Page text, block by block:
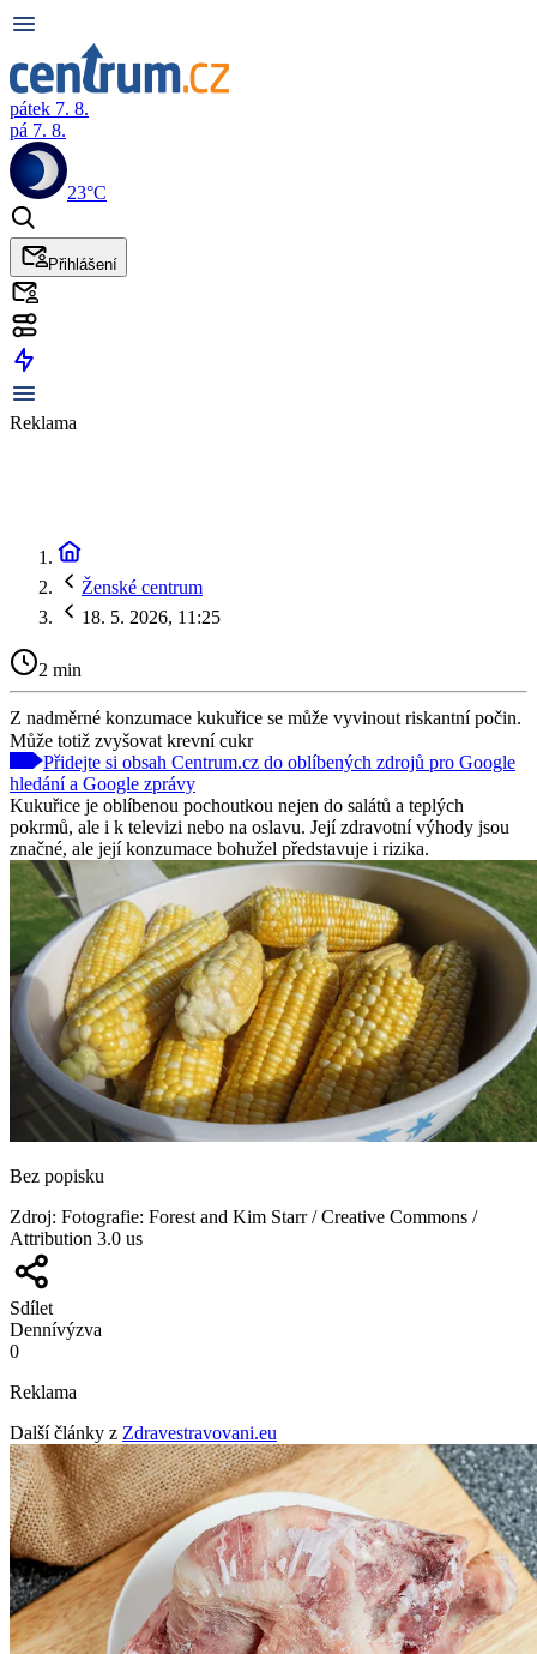
pátek 7. 8.
pá 7. 8.
23°C
Přihlášení
Reklama
Ženské centrum
18. 5. 2026, 11:25
2 min
Z nadměrné konzumace kukuřice se může vyvinout riskantní počin.
Může totiž zvyšovat krevní cukr
Přidejte si obsah Centrum.cz do oblíbených zdrojů pro Google
hledání a Google zprávy
Kukuřice je oblíbenou pochoutkou nejen do salátů a teplých
pokrmů, ale i k televizi nebo na oslavu. Její zdravotní výhody jsou
značné, ale její konzumace bohužel představuje i rizika.
Bez popisku
Zdroj: Fotografie: Forest and Kim Starr / Creative Commons /
Attribution 3.0 us
Sdílet
Dennívýzva
0
Reklama
Další články z Zdravestravovani.eu